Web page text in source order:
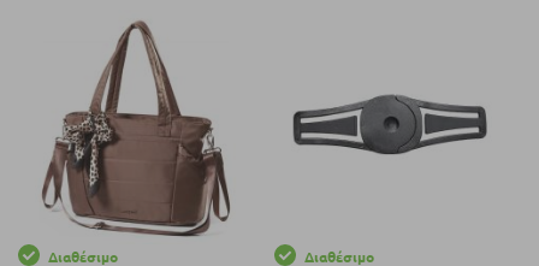
Διαθέσιμο Διαθέσιμο